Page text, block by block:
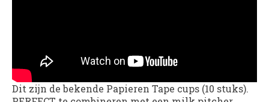
Dit zijn de bekende Papieren Tape cups (10 stuks).